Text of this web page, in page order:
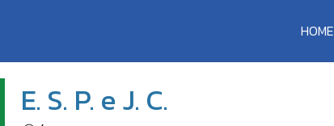
HOME
E. S. P. e J. C.